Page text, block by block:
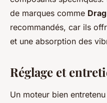
de marques comme
recommandés, car ils
et une absorption des
Réglage et
Un moteur bien